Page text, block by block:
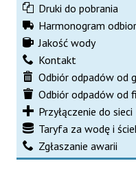
Druki do pobrania
Harmonogram
Jakość wody
Kontakt
Odbiór odpadów od
Odbiór odpadów od
Przyłączenie do sieci
Taryfa za wodę i
Zgłaszanie awarii